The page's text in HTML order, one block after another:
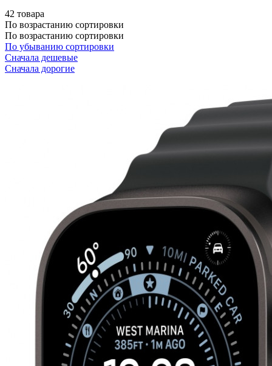
42 товара
По возрастанию сортировки
По возрастанию сортировки
По убыванию сортировки
Сначала дешевые
Сначала дорогие